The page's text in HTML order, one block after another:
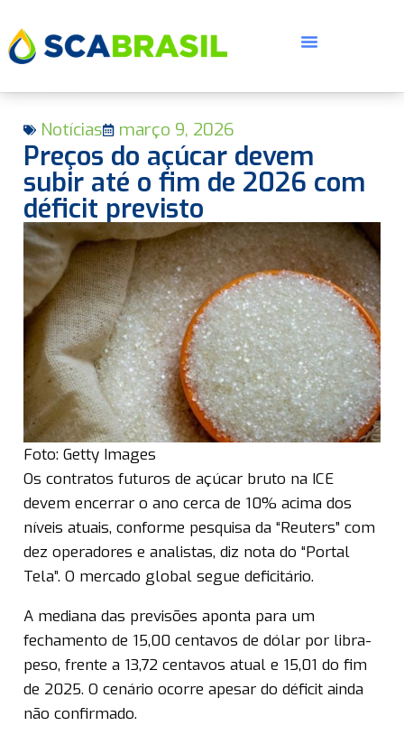
Notícias março 9, 2026
Preços do açúcar devem
subir até o fim de 2026 com
déficit previsto
Foto: Getty Images
Os contratos futuros de açúcar bruto na ICE
devem encerrar o ano cerca de 10% acima dos
níveis atuais, conforme pesquisa da “Reuters” com
dez operadores e analistas, diz nota do “Portal
Tela”. O mercado global segue deficitário.
A mediana das previsões aponta para um
fechamento de 15,00 centavos de dólar por libra-
peso, frente a 13,72 centavos atual e 15,01 do fim
de 2025. O cenário ocorre apesar do déficit ainda
não confirmado.